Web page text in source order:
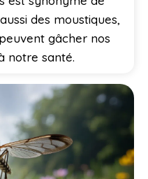
des moustiques,
gâcher nos
notre santé.